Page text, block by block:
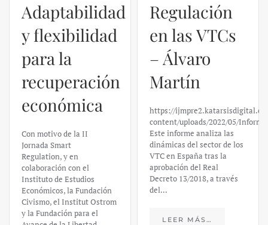
Regulación
en las VTCs
– Álvaro
Martín
https://ijmpre2.katarsisdigital.com/wp-
content/uploads/2022/05/Informe_sobre_las_VTC.pdf
Este informe analiza las
dinámicas del sector de los
VTC en España tras la
aprobación del Real
Decreto 13/2018, a través
del…
LEER MÁS…
El caso de
Silicon
Valley Bank:
un análisis
financiero –
Daniel
Fernández